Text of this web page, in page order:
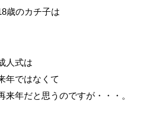
歳のカチ子は
人式は
年ではなくて
来年だと思うのですが・・・。